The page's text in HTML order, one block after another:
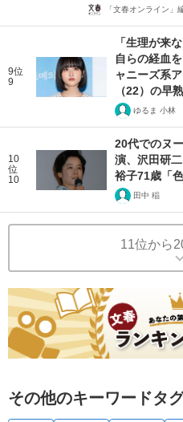
「文春オンライン」
9位
9
「生理が来
自らの経血
ャニーズ系
（22）の早
ゆるま 小林
10
位
10
20代でのヌ
演、沢田研
裕子71歳「
田中 稲
11位から
その他のキーワードタ